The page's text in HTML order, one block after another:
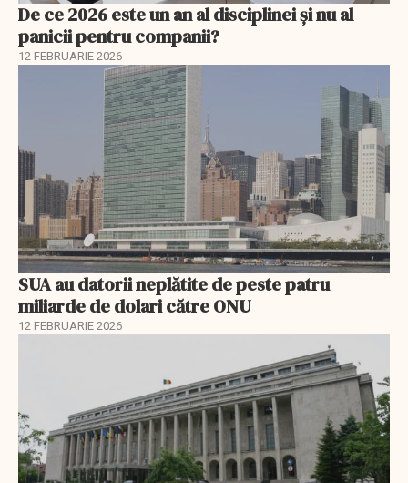
De ce 2026 este un an al disciplinei și nu al
panicii pentru companii?
12 FEBRUARIE 2026
SUA au datorii neplătite de peste patru
miliarde de dolari către ONU
12 FEBRUARIE 2026